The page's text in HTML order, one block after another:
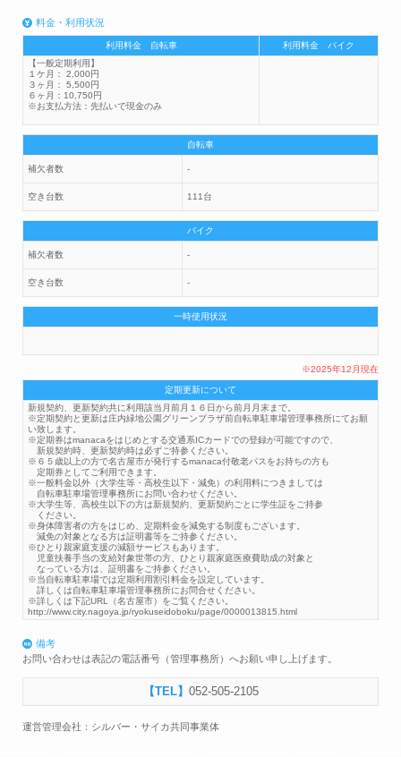
料金・利用状況
利用料金 自転車
利用料金 バイク
【一般定期利用】
１ケ月： 2,000円
３ヶ月： 5,500円
６ヶ月：10,750円
※お支払方法：先払いで現金のみ
自転車
補欠者数 -
空き台数 111台
バイク
補欠者数 -
空き台数 -
一時使用状況
※2025年12月現在
定期更新について
新規契約、更新契約共に利用該当月前月１６日から前月月末まで。
※定期契約と更新は庄内緑地公園グリーンプラザ前自転車駐車場管理事務所にてお願
い致します。
※定期券はmanacaをはじめとする交通系ICカードでの登録が可能ですので、
新規契約時、更新契約時は必ずご持参ください。
※６５歳以上の方で名古屋市が発行するmanaca付敬老パスをお持ちの方も
定期券としてご利用できます。
※一般料金以外（大学生等・高校生以下・減免）の利用料につきましては
自転車駐車場管理事務所にお問い合わせください。
※大学生等、高校生以下の方は新規契約、更新契約ごとに学生証をご持参
ください。
※身体障害者の方をはじめ、定期料金を減免する制度もございます。
減免の対象となる方は証明書等をご持参ください。
※ひとり親家庭支援の減額サービスもあります。
児童扶養手当の支給対象世帯の方、ひとり親家庭医療費助成の対象と
なっている方は、証明書をご持参ください。
※当自転車駐車場では定期利用割引料金を設定しています。
詳しくは自転車駐車場管理事務所にお問合せください。
※詳しくは下記URL（名古屋市）をご覧ください。
http://www.city.nagoya.jp/ryokuseidoboku/page/0000013815.html
備考
お問い合わせは表記の電話番号（管理事務所）へお願い申し上げます。
052-505-2105
運営管理会社：シルバー・サイカ共同事業体